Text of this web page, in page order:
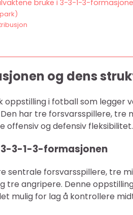
bruke i 3-3-1-3-
og dens
i fotball som legger
har tre forsvarsspillere, tre
offensiv og defensiv fleksibilitet.
3-1-3-formasjonen
sentrale forsvarsspillere, tre
tre angripere. Denne
mulig for lag å kontrollere